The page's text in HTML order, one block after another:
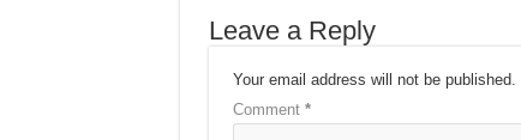
Leave a Reply
Your email address will not be published.
Comment *